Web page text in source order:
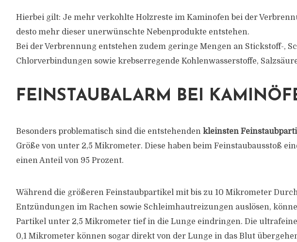
Hierbei gilt: Je mehr verkohlte Holzreste im Kaminofen bei der
desto mehr dieser unerwünschte Nebenprodukte entstehen.
Bei der Verbrennung entstehen zudem geringe Mengen an Stickstoff-,
Chlorverbindungen sowie krebserregende Kohlenwasserstoffe,
FEINSTAUBALARM BEI
Besonders problematisch sind die entstehenden kleinsten
Größe von unter 2,5 Mikrometer. Diese haben beim Feinstaubausstoß
einen Anteil von 95 Prozent.
Während die größeren Feinstaubpartikel mit bis zu 10 Mikrometer
Entzündungen im Rachen sowie Schleimhautreizungen auslösen,
Partikel unter 2,5 Mikrometer tief in die Lunge eindringen. Die
0,1 Mikrometer können sogar direkt von der Lunge in das Blut